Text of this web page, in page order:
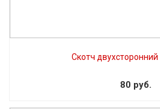
Скотч
80 руб.